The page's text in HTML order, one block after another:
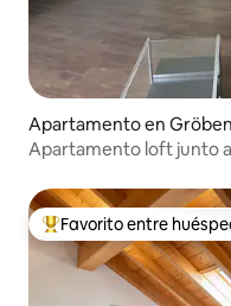
Apartamento en
Apartamento loft junto
Favorito entre
Favorito entre